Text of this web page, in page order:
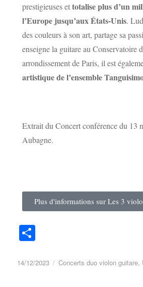
prestigieuses ettotalise plus d’un
l’Europe jusqu’aux États-Unis.
des couleurs à son art, partage sa
enseigne la guitare au Conservatoire
arrondissement de Paris, il est
artistique de l’ensemble
Extrait du Concert conférence du 13
Aubagne.
Plus d'informations sur Les 3
ag
14/12/2023 Concerts duo violon guitare,